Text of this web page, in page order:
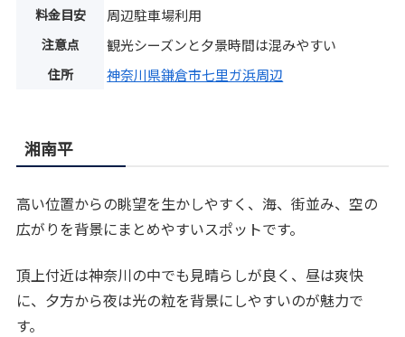
料金目安 周辺駐車場利用
注意点 観光シーズンと夕景時間は混みやすい
住所 神奈川県鎌倉市七里ガ浜周辺
湘南平
高い位置からの眺望を生かしやすく、海、街並み、空の
広がりを背景にまとめやすいスポットです。
頂上付近は神奈川の中でも見晴らしが良く、昼は爽快
に、夕方から夜は光の粒を背景にしやすいのが魅力で
す。